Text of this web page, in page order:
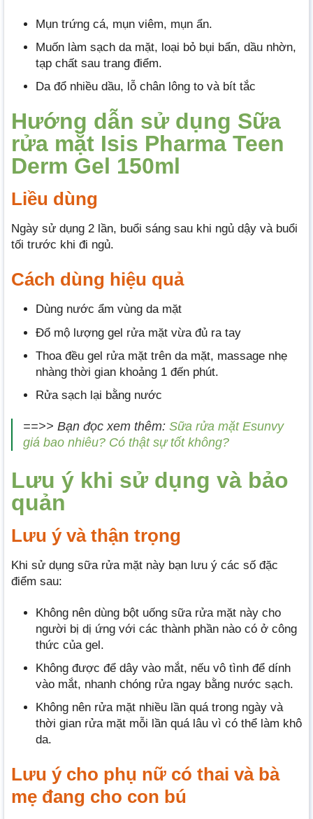
Mụn trứng cá, mụn viêm, mụn ẩn.
Muốn làm sạch da mặt, loại bỏ bụi bẩn, dầu nhờn,
tạp chất sau trang điểm.
Da đổ nhiều dầu, lỗ chân lông to và bít tắc
Hướng dẫn sử dụng Sữa
rửa mặt Isis Pharma Teen
Derm Gel 150ml
Liều dùng
Ngày sử dụng 2 lần, buổi sáng sau khi ngủ dậy và buổi
tối trước khi đi ngủ.
Cách dùng hiệu quả
Dùng nước ẩm vùng da mặt
Đổ mộ lượng gel rửa mặt vừa đủ ra tay
Thoa đều gel rửa mặt trên da mặt, massage nhẹ
nhàng thời gian khoảng 1 đến phút.
Rửa sạch lại bằng nước
==>> Bạn đọc xem thêm: Sữa rửa mặt Esunvy
giá bao nhiêu? Có thật sự tốt không?
Lưu ý khi sử dụng và bảo
quản
Lưu ý và thận trọng
Khi sử dụng sữa rửa mặt này bạn lưu ý các số đặc
điểm sau:
Không nên dùng bột uống sữa rửa mặt này cho
người bị dị ứng với các thành phần nào có ở công
thức của gel.
Không được để dây vào mắt, nếu vô tình để dính
vào mắt, nhanh chóng rửa ngay bằng nước sạch.
Không nên rửa mặt nhiều lần quá trong ngày và
thời gian rửa mặt mỗi lần quá lâu vì có thể làm khô
da.
Lưu ý cho phụ nữ có thai và bà
mẹ đang cho con bú